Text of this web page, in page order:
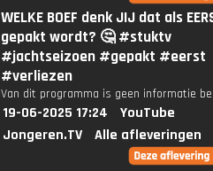
WELKE BOEF denk JIJ dat als
gepakt wordt? 🤔 #stuktv
#jachtseizoen #gepakt #eerst
#verliezen
Van dit programma is geen informatie
19-06-2025 17:24
YouTube
Jongeren.TV
Alle afleveringen